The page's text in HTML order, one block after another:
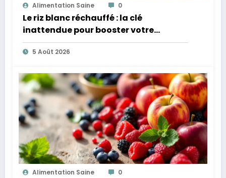
Alimentation Saine 0
Le riz blanc réchauffé : la clé
inattendue pour booster votre
microbiote
5 Août 2026
Alimentation Saine 0